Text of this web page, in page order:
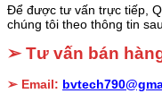
Để được tư vấn trực tiếp,
chúng tôi theo thông tin
➢ Tư vấn bán
➢ Email: